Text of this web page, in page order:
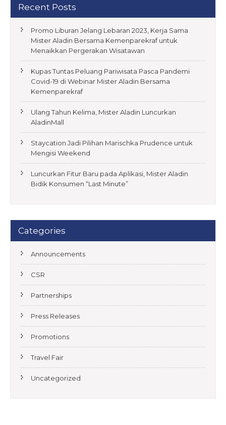
Recent Posts
Promo Liburan Jelang Lebaran 2023, Kerja Sama
Mister Aladin Bersama Kemenparekraf untuk
Menaikkan Pergerakan Wisatawan
Kupas Tuntas Peluang Pariwisata Pasca Pandemi
Covid-19 di Webinar Mister Aladin Bersama
Kemenparekraf
Ulang Tahun Kelima, Mister Aladin Luncurkan
AladinMall
Staycation Jadi Pilihan Marischka Prudence untuk
Mengisi Weekend
Luncurkan Fitur Baru pada Aplikasi, Mister Aladin
Bidik Konsumen “Last Minute”
Categories
Announcements
CSR
Partnerships
Press Releases
Promotions
Travel Fair
Uncategorized